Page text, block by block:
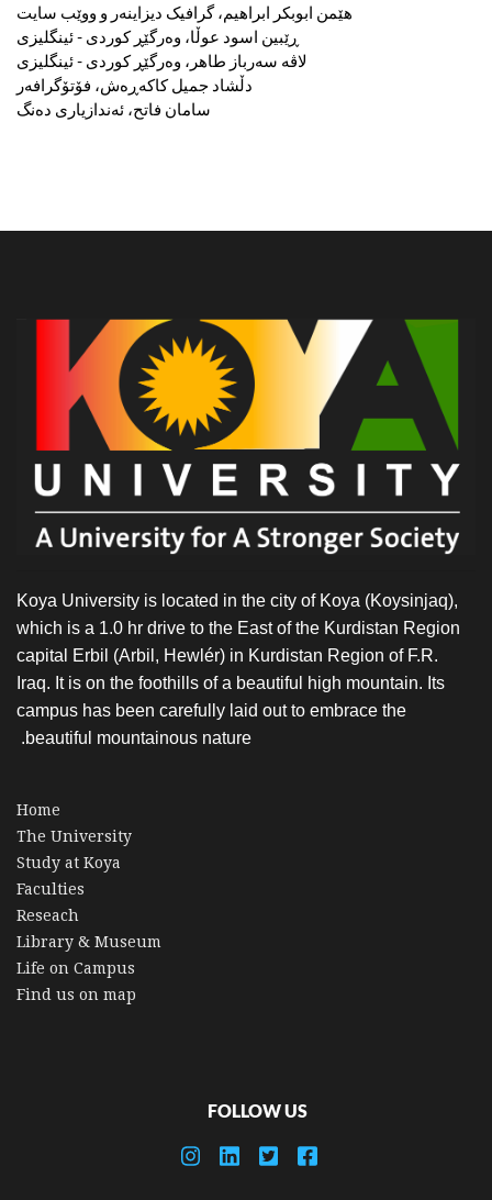
هێمن ابوبکر ابراهیم، گرافیک دیزاینەر و ووێب سایت
ڕێبین اسود عوڵا، وەرگێڕ کوردی - ئینگلیزی
لاڤە سەرباز طاهر، وەرگێڕ کوردی - ئینگلیزی
دڵشاد جمیل کاکەڕەش، فۆتۆگرافەر
سامان فاتح، ئەندازیاری دەنگ
Koya University is located in the city of Koya (Koysinjaq),
which is a 1.0 hr drive to the East of the Kurdistan Region
capital Erbil (Arbil, Hewlér) in Kurdistan Region of F.R.
Iraq. It is on the foothills of a beautiful high mountain. Its
campus has been carefully laid out to embrace the
beautiful mountainous nature.
Home
The University
Study at Koya
Faculties
Reseach
Library & Museum
Life on Campus
Find us on map
FOLLOW US